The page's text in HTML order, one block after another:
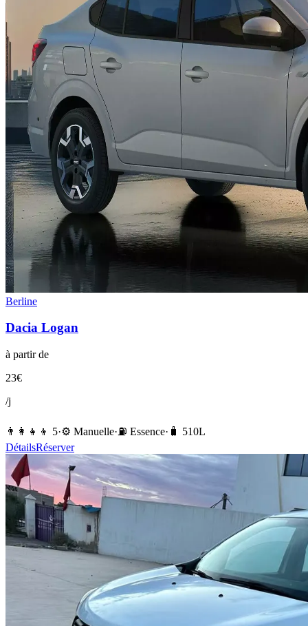
Berline
Dacia Logan
à partir de
23€
/j
👨‍👩‍👧‍👦 5·⚙️ Manuelle·⛽️ Essence· 🧳 510L
DétailsRéserver